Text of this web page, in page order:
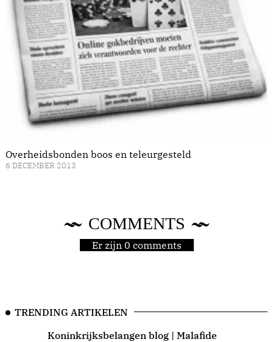
Overheidsbonden boos en teleurgesteld
6 DECEMBER 2013
COMMENTS
Er zijn 0 comments
TRENDING ARTIKELEN
Koninkrijksbelangen blog | Malafide